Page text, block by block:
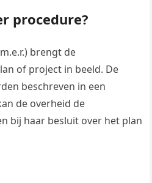
procedure?
brengt de
of project in beeld. De
beschreven in een
de overheid de
bij haar besluit over het plan